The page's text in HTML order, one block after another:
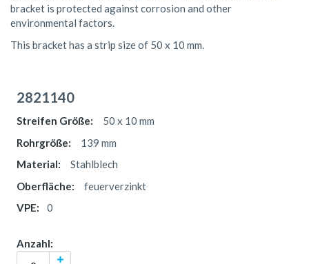
bracket is protected against corrosion and other
environmental factors.
This bracket has a strip size of 50 x 10 mm.
Artikel
2821140
50 x 10 mm
139 mm
Stahlblech
feuerverzinkt
0